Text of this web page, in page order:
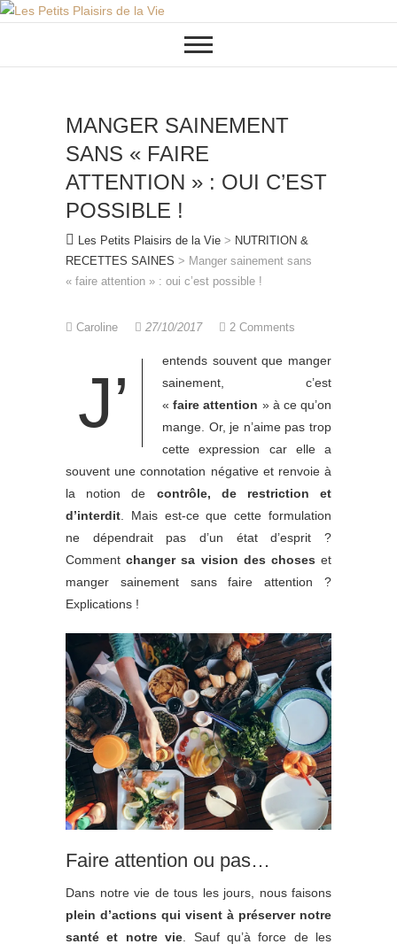
Skip
MANGER SAINEMENT
SANS « FAIRE
ATTENTION » : OUI C’EST
POSSIBLE !
Les Petits Plaisirs de la Vie > NUTRITION &
RECETTES SAINES > Manger sainement sans
« faire attention » : oui c’est possible !
Caroline 27/10/2017 2 Comments
J’
entends souvent que manger
sainement, c’est
«faire attention » à ce qu’on
mange. Or, je n’aime pas trop
cette expression car elle a
souvent une connotation négative et renvoie à
la notion de contrôle, de restriction et
d’interdit . Mais est-ce que cette formulation
ne dépendrait pas d’un état d’esprit ?
Commentchanger sa vision des choses et
manger sainement sans faire attention ?
Explications !
Faire attention ou pas…
Dans notre vie de tous les jours, nous faisons
plein d’actions qui visent à préserver notre
santé et notre vie . Sauf qu’à force de les